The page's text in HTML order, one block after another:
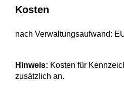
Kosten
nach Verwaltungsaufwand:
Hinweis: Kosten für
zusätzlich an.